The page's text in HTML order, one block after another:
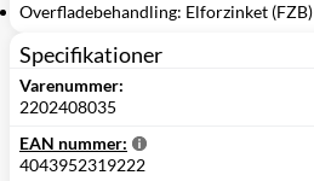
Overfladebehandling: Elforzinket (FZB)
Specifikationer
Varenummer:
2202408035
EAN nummer:
4043952319222